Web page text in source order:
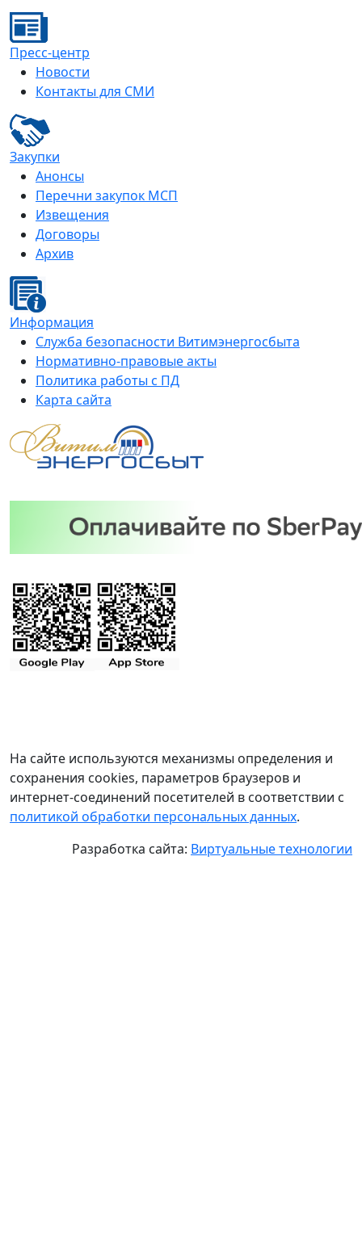
Пресс-центр
Новости
Контакты для СМИ
Закупки
Анонсы
Перечни закупок МСП
Извещения
Договоры
Архив
Информация
Служба безопасности Витимэнергосбыта
Нормативно-правовые акты
Политика работы с ПД
Карта сайта
На сайте используются механизмы определения и
сохранения cookies, параметров браузеров и
интернет-соединений посетителей в соответствии с
политикой обработки персональных данных.
Разработка сайта: Виртуальные технологии